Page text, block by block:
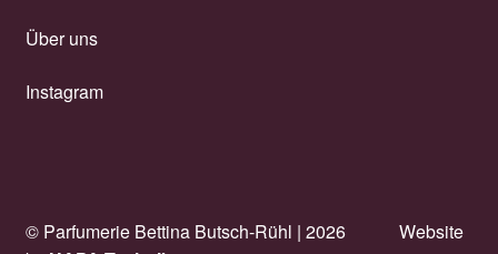
Über uns
Instagram
© Parfumerie Bettina Butsch-Rühl | 2026
Website